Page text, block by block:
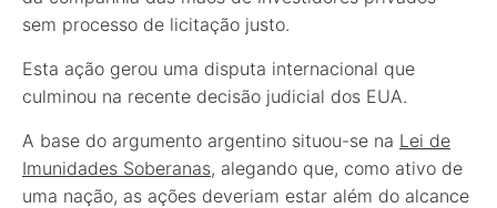
sem processo de licitação justo.
Esta ação gerou uma disputa internacional que
culminou na recente decisão judicial dos EUA.
A base do argumento argentino situou-se na Lei de
Imunidades Soberanas, alegando que, como ativo de
uma nação, as ações deveriam estar além do alcance